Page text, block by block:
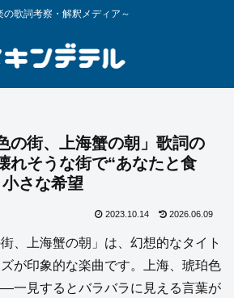
の歌詞考察・解釈メディア～
の街、上海蟹の朝」歌詞の
れそうな街で“あなたと食
さな希望
2023.10.14 2026.06.09
、上海蟹の朝」は、幻想的なタイト
が印象的な楽曲です。上海、琥珀色
一見するとバラバラに見える言葉が